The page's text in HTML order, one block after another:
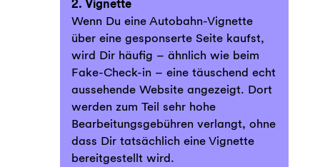
2. Vignette
Wenn Du eine Autobahn-Vignette
über eine gesponserte Seite kaufst,
wird Dir häufig – ähnlich wie beim
Fake-Check-in – eine täuschend echt
aussehende Website angezeigt. Dort
werden zum Teil sehr hohe
Bearbeitungsgebühren verlangt, ohne
dass Dir tatsächlich eine Vignette
bereitgestellt wird.